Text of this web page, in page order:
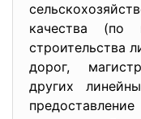
качества (по
строительства
дорог,
других